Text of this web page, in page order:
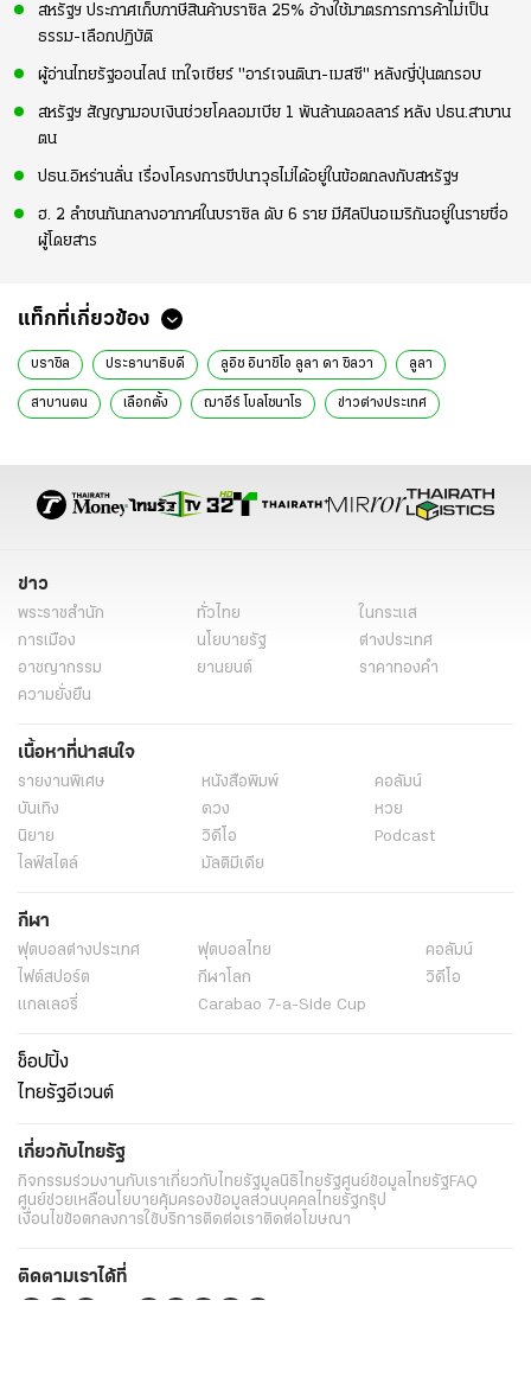
สหรัฐฯ ประกาศเก็บภาษีสินค้าบราซิล 25% อ้างใช้มาตรการการค้าไม่เป็น
ธรรม-เลือกปฏิบัติ
ผู้อ่านไทยรัฐออนไลน์ เทใจเชียร์ "อาร์เจนตินา-เมสซี" หลังญี่ปุ่นตกรอบ
สหรัฐฯ สัญญามอบเงินช่วยโคลอมเบีย 1 พันล้านดอลลาร์ หลัง ปธน.สาบาน
ตน
ปธน.อิหร่านลั่น เรื่องโครงการขีปนาวุธไม่ได้อยู่ในข้อตกลงกับสหรัฐฯ
ฮ. 2 ลำชนกันกลางอากาศในบราซิล ดับ 6 ราย มีศิลปินอเมริกันอยู่ในรายชื่อ
ผู้โดยสาร
แท็กที่เกี่ยวข้อง
บราซิล ประธานาธิบดี ลูอิซ อินาชิโอ ลูลา ดา ซิลวา ลูลา
สาบานตน เลือกตั้ง ฌาอีร์ โบลโซนาโร ข่าวต่างประเทศ
ข่าว
พระราชสำนัก ทั่วไทย
ในกระแส
การเมือง
นโยบายรัฐ
ต่างประเทศ
อาชญากรรม
ยานยนต์
ราคาทองคำ
ความยั่งยืน
เนื้อหาที่น่าสนใจ
รายงานพิเศษ หนังสือพิมพ์
คอลัมน์
บันเทิง
ดวง
หวย
นิยาย
วิดีโอ
Podcast
ไลฟ์สไตล์
มัลติมีเดีย
กีฬา
ฟุตบอลต่่างประเทศ ฟุตบอลไทย
คอลัมน์
ไฟต์สปอร์ต
กีฬาโลก
วิดีโอ
แกลเลอรี่
Carabao 7-a-Side Cup
ช็อปปิ้ง
ไทยรัฐอีเวนต์
เกี่ยวกับไทยรัฐ
กิจกรรมร่วมงานกับเราเกี่ยวกับไทยรัฐมูลนิธิไทยรัฐศูนย์ข้อมูลไทยรัฐFAQ
ศูนย์ช่วยเหลือนโยบายคุ้มครองข้อมูลส่วนบุคคลไทยรัฐกรุ๊ป
เงื่อนไขข้อตกลงการใช้บริการติดต่อเราติดต่อโฆษณา
ติดตามเราได้ที่